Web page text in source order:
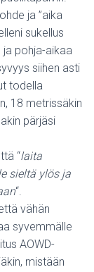
ja ”aika
sukellus
ja pohja-aikaa
siihen asti
todella
18 metrissäkin
pärjäsi
“laita
sieltä ylös ja
“.
vähän
syvemmälle
AOWD-
mistään